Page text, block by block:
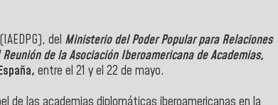
del Ministerio del Poder Popular para Relaciones
Reunión de la Asociación Iberoamericana de Academias,
entre el 21 y el 22 de mayo.